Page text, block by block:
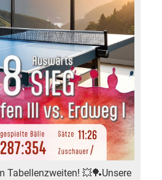
Tabellenzweiten! 💥🏓Unsere